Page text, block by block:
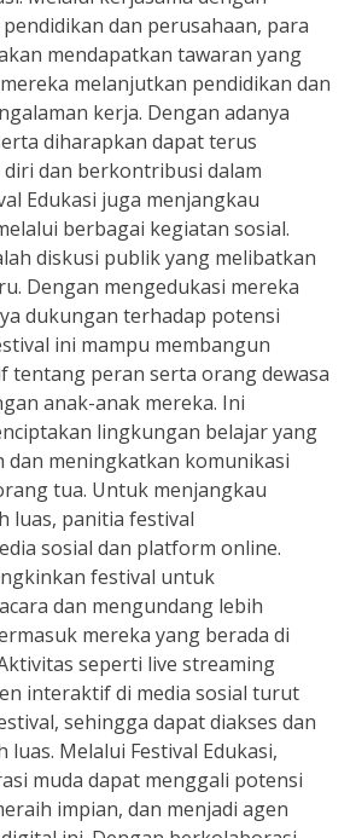
dan perusahaan, para
mendapatkan tawaran yang
melanjutkan pendidikan dan
kerja. Dengan adanya
diharapkan dapat terus
dan berkontribusi dalam
Edukasi juga menjangkau
berbagai kegiatan sosial.
diskusi publik yang melibatkan
Dengan mengedukasi mereka
dukungan terhadap potensi
ini mampu membangun
tentang peran serta orang dewasa
anak-anak mereka. Ini
lingkungan belajar yang
dan meningkatkan komunikasi
tua. Untuk menjangkau
luas, panitia festival
sosial dan platform online.
festival untuk
dan mengundang lebih
mereka yang berada di
seperti live streaming
interaktif di media sosial turut
sehingga dapat diakses dan
luas. Melalui Festival Edukasi,
muda dapat menggali potensi
impian, dan menjadi agen